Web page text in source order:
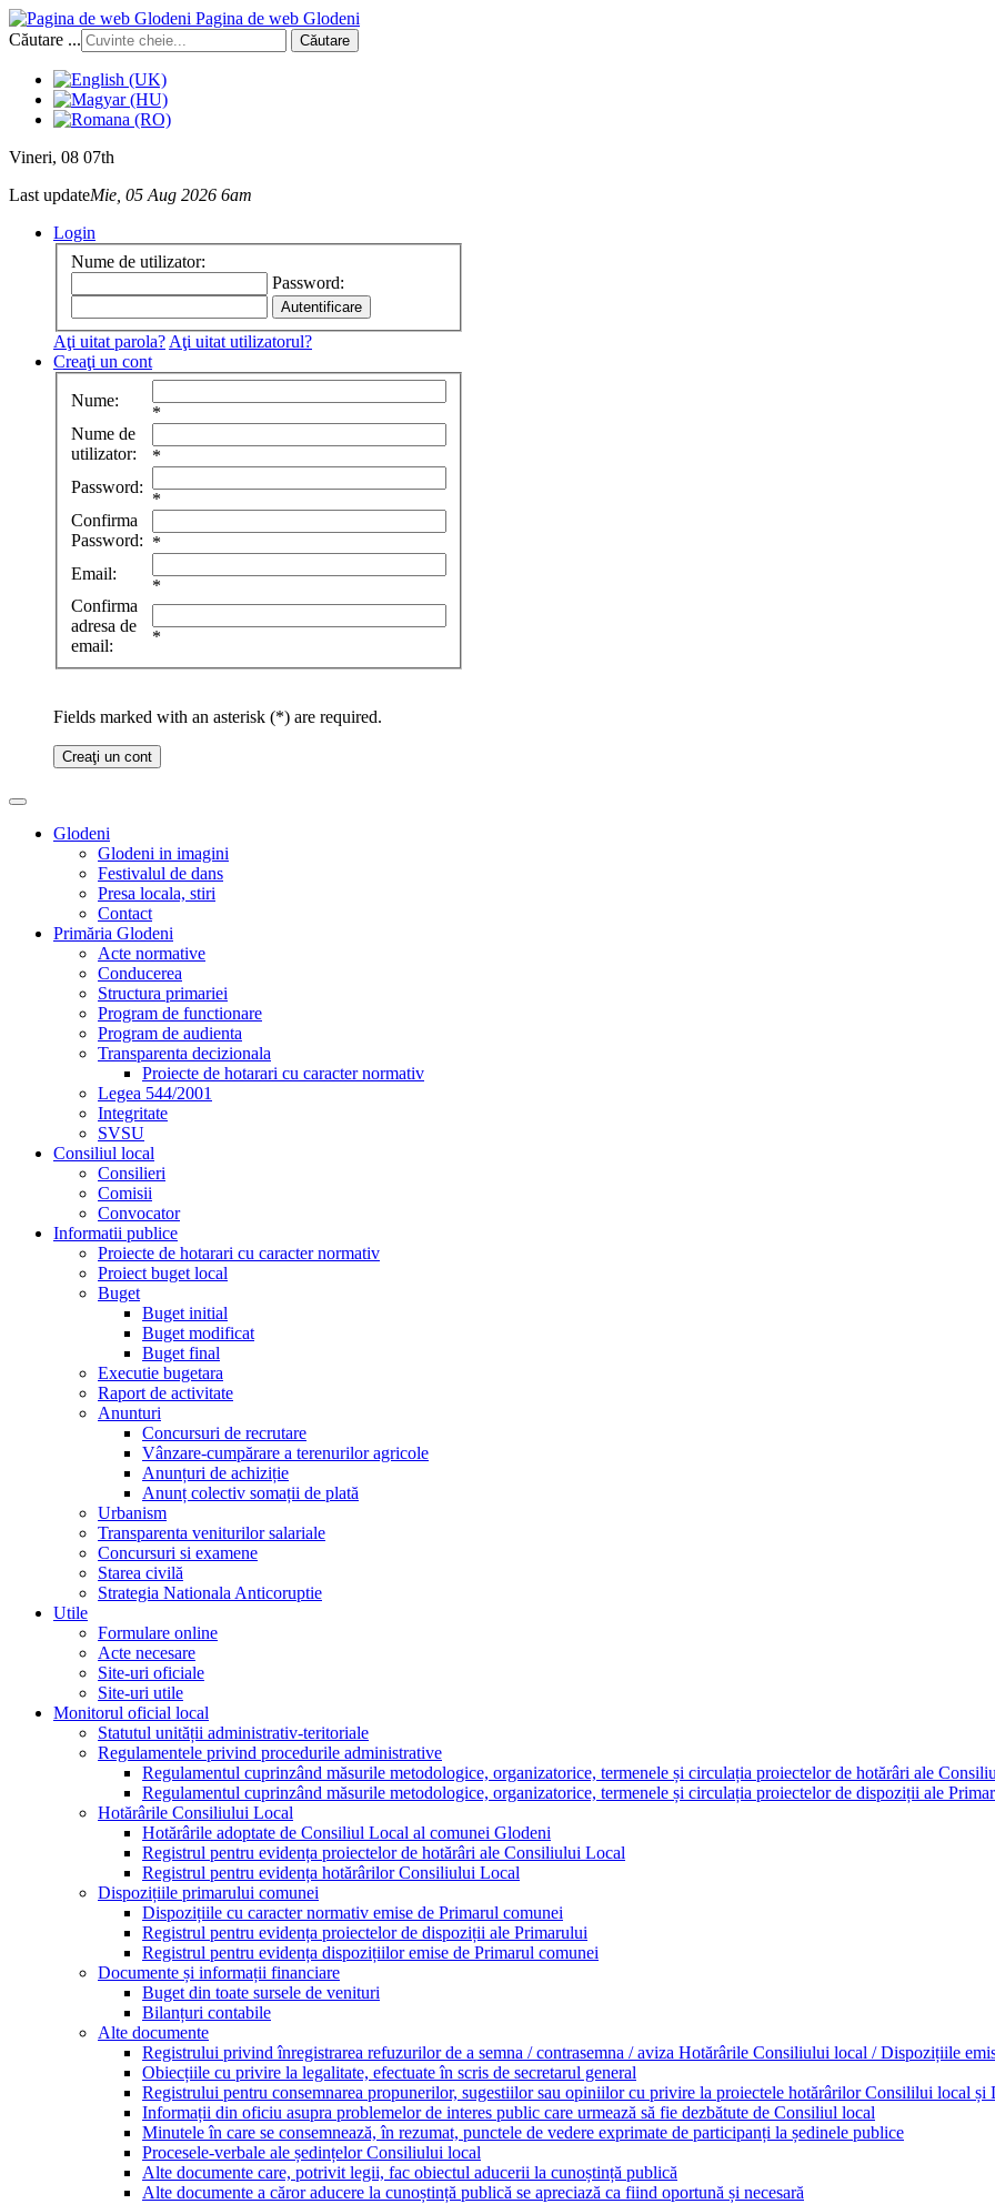
Pagina de web Glodeni
Căutare ...
Căutare
Vineri, 08 07th
Last updateMie, 05 Aug 2026 6am
Login
Nume de utilizator:
Password:
Aţi uitat parola? Aţi uitat utilizatorul?
Creaţi un cont
Nume:
*
Nume de
utilizator:
*
Password:
*
Confirma
Password: *
Email:
*
Confirma
adresa de
email:
*
Fields marked with an asterisk (*) are required.
Creaţi un cont
Glodeni
Glodeni in imagini
Festivalul de dans
Presa locala, stiri
Contact
Primăria Glodeni
Acte normative
Conducerea
Structura primariei
Program de functionare
Program de audienta
Transparenta decizionala
Proiecte de hotarari cu caracter normativ
Legea 544/2001
Integritate
SVSU
Consiliul local
Consilieri
Comisii
Convocator
Informatii publice
Proiecte de hotarari cu caracter normativ
Proiect buget local
Buget
Buget initial
Buget modificat
Buget final
Executie bugetara
Raport de activitate
Anunturi
Concursuri de recrutare
Vânzare-cumpărare a terenurilor agricole
Anunțuri de achiziție
Anunț colectiv somații de plată
Urbanism
Transparenta veniturilor salariale
Concursuri si examene
Starea civilă
Strategia Nationala Anticoruptie
Utile
Formulare online
Acte necesare
Site-uri oficiale
Site-uri utile
Monitorul oficial local
Statutul unității administrativ-teritoriale
Regulamentele privind procedurile administrative
Regulamentul cuprinzând măsurile metodologice, organizatorice, termenele și circulația proiectelor de hotărâri ale
Regulamentul cuprinzând măsurile metodologice, organizatorice, termenele și circulația proiectelor de dispoziții ale
Hotărârile Consiliului Local
Hotărârile adoptate de Consiliul Local al comunei Glodeni
Registrul pentru evidența proiectelor de hotărâri ale Consiliului Local
Registrul pentru evidența hotărârilor Consiliului Local
Dispozițiile primarului comunei
Dispozițiile cu caracter normativ emise de Primarul comunei
Registrul pentru evidența proiectelor de dispoziții ale Primarului
Registrul pentru evidența dispozițiilor emise de Primarul comunei
Documente și informații financiare
Buget din toate sursele de venituri
Bilanțuri contabile
Alte documente
Registrului privind înregistrarea refuzurilor de a semna / contrasemna / aviza Hotărârile Consiliului local / Dispozițiile
Obiecțiile cu privire la legalitate, efectuate în scris de secretarul general
Registrului pentru consemnarea propunerilor, sugestiilor sau opiniilor cu privire la proiectele hotărârilor Consililui local
Informații din oficiu asupra problemelor de interes public care urmează să fie dezbătute de Consiliul local
Minutele în care se consemnează, în rezumat, punctele de vedere exprimate de participanți la ședinele publice
Procesele-verbale ale ședințelor Consiliului local
Alte documente care, potrivit legii, fac obiectul aducerii la cunoștință publică
Alte documente a căror aducere la cunoștință publică se apreciază ca fiind oportună și necesară